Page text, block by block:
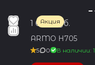
Акция
1 600 руб.
ARMO H705
5 0 В наличии: 1